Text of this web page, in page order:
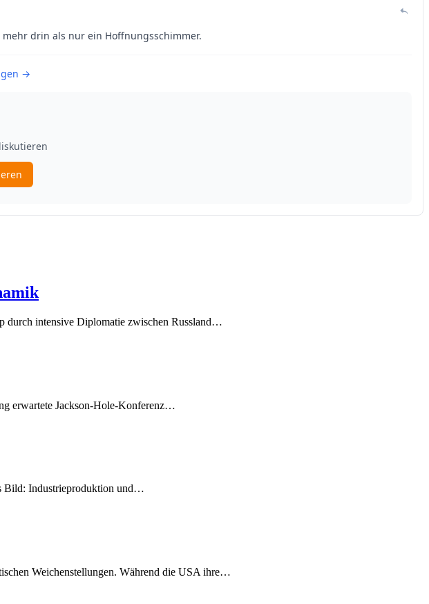
durch intensive Diplomatie zwischen Russland…
erwartete Jackson-Hole-Konferenz…
Bild: Industrieproduktion und…
Weichenstellungen. Während die USA ihre…